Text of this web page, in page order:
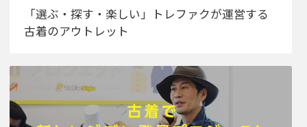
「選ぶ・探す・楽しい」トレファクが運営する
古着のアウトレット